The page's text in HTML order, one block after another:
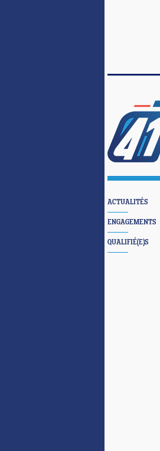
ACTUALITÉS
ENGAGEMENTS
QUALIFIÉ(E)S